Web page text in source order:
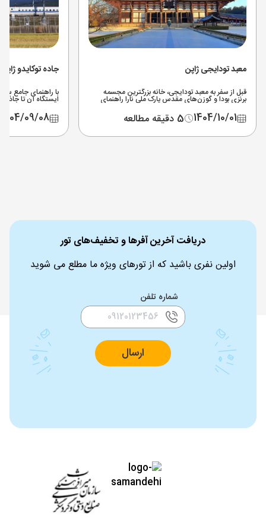
معبد تودایجی ژاپن
قبل از سفر به معبد تودایجی، خانه بزرگترین مجسمه
برنزی بودا و گوزن‌های مقدس پارک ملی نارا راهنمای
دسترسی، قیمت بلیط و نکات بازدید را در این مطلب
بخوانید.1404/10/01 5 دقیقه مطالعه
جاده توکایدو ژاپن
ایستگاه آن تا
شوید.
1404/09/08
دریافت آخرین آفرها و تخفیف‌های تور
اولین نفری باشید که از تورهای ویژه ما مطلع می شوید
شماره تلفن
ارسال